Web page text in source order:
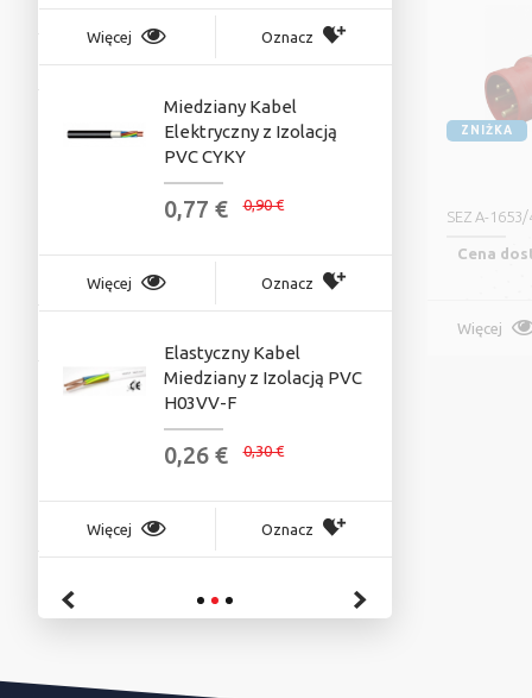
Więcej Oznacz
Miedziany Kabel
Elektryczny z Izolacją
PVC CYKY
0,77 € 0,90 €
Więcej Oznacz
Elastyczny Kabel
Miedziany z Izolacją PVC
H03VV-F
0,26 € 0,30 €
Więcej Oznacz
ZNIŻKA
SEZ A-
Cena
Więcej